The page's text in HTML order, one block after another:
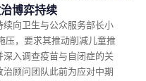
博弈持续
续向卫生与公众服务部长小
压，要求其推动削减儿童推
深入调查疫苗与自闭症的关
顾问团队此前为应对中期